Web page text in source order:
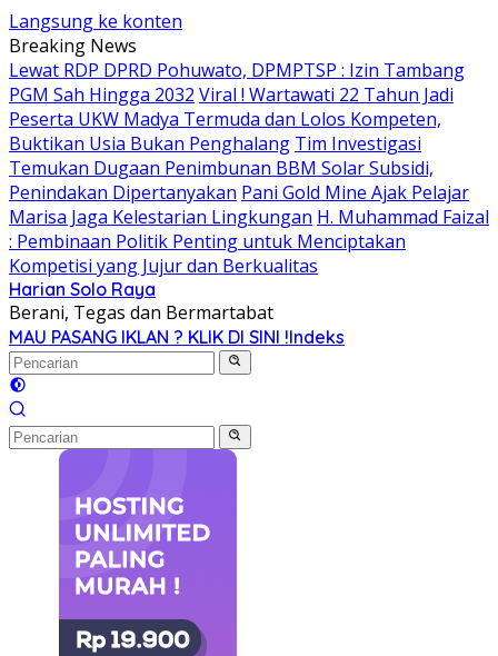
Langsung ke konten
Breaking News
Lewat RDP DPRD Pohuwato, DPMPTSP : Izin Tambang
PGM Sah Hingga 2032 Viral ! Wartawati 22 Tahun Jadi
Peserta UKW Madya Termuda dan Lolos Kompeten,
Buktikan Usia Bukan Penghalang Tim Investigasi
Temukan Dugaan Penimbunan BBM Solar Subsidi,
Penindakan Dipertanyakan Pani Gold Mine Ajak Pelajar
Marisa Jaga Kelestarian Lingkungan H. Muhammad Faizal
: Pembinaan Politik Penting untuk Menciptakan
Kompetisi yang Jujur dan Berkualitas
Harian Solo Raya
Berani, Tegas dan Bermartabat
MAU PASANG IKLAN ? KLIK DI SINI !Indeks